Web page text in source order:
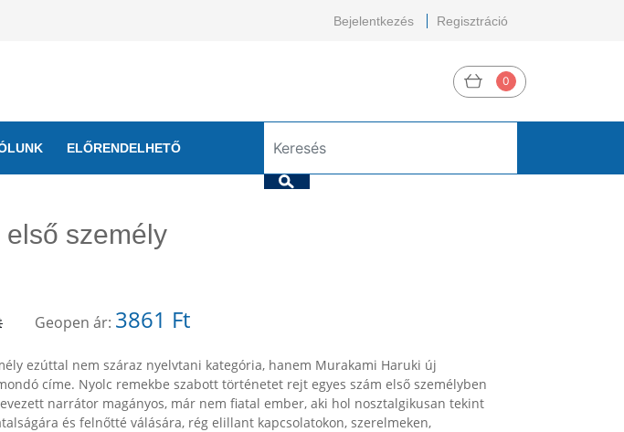
Bejelentkezés Regisztráció
0
ELŐRENDELHETŐ
személy
Geopen ár: 3861 Ft
ezúttal nem száraz nyelvtani kategória, hanem Murakami Haruki új
címe. Nyolc remekbe szabott történetet rejt egyes szám első személyben
narrátor magányos, már nem fiatal ember, aki hol nosztalgikusan tekint
és felnőtté válására, rég elillant kapcsolatokon, szerelmeken,